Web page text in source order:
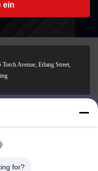
ein
Avenue, Erlang Street,
for?